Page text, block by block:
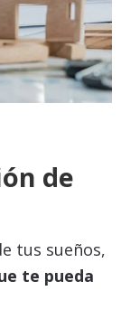
de
tus sueños,
te pueda